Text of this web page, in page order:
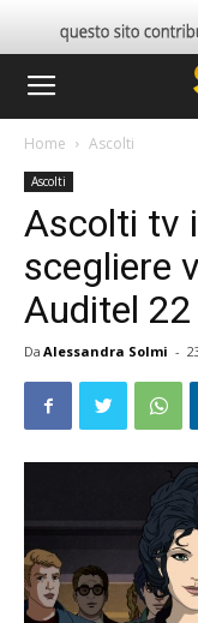
Home Ascolti
Ascolti
Ascolti tv
scegliere
Auditel
Da Alessandra Solmi -